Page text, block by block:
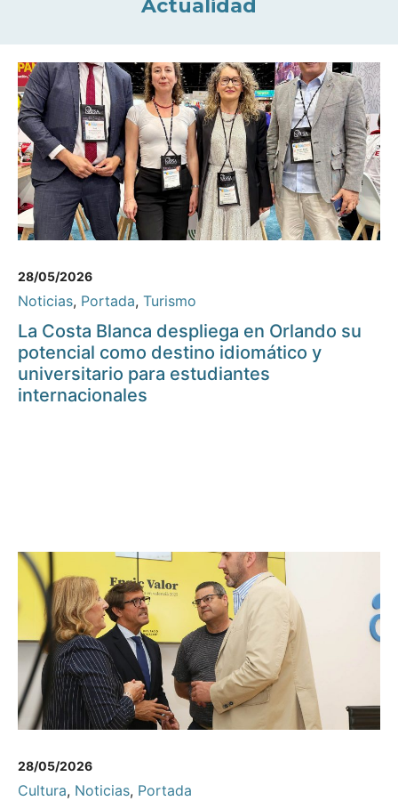
Actualidad
28/05/2026
Noticias, Portada, Turismo
La Costa Blanca despliega en Orlando su
potencial como destino idiomático y
universitario para estudiantes
internacionales
28/05/2026
Cultura, Noticias, Portada